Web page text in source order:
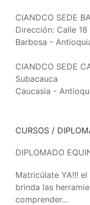
CIANDCO SEDE
Dirección: Calle 18
Barbosa -
CIANDCO SEDE
Subacauca
Caucasia -
CURSOS /
DIPLOMADO
Matricúlate YA!!!
brinda las
comprender...